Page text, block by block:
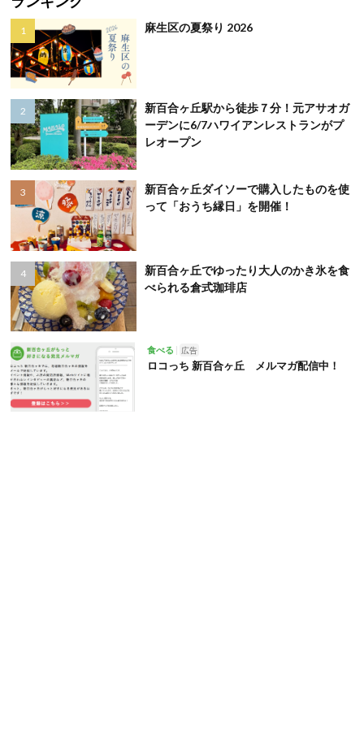
麻生区の夏祭り 2026
新百合ヶ丘駅から徒歩７分！元アサオガ
ーデンに6/7ハワイアンレストランがプ
レオープン
新百合ヶ丘ダイソーで購入したものを使
って「おうち縁日」を開催！
新百合ヶ丘でゆったり大人のかき氷を食
べられる倉式珈琲店
食べる 広告
ロコっち 新百合ヶ丘 メルマガ配信中！